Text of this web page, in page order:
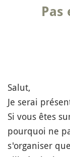
Pas
Salut,
Je serai
Si vous êtes
pourquoi ne
s'organiser